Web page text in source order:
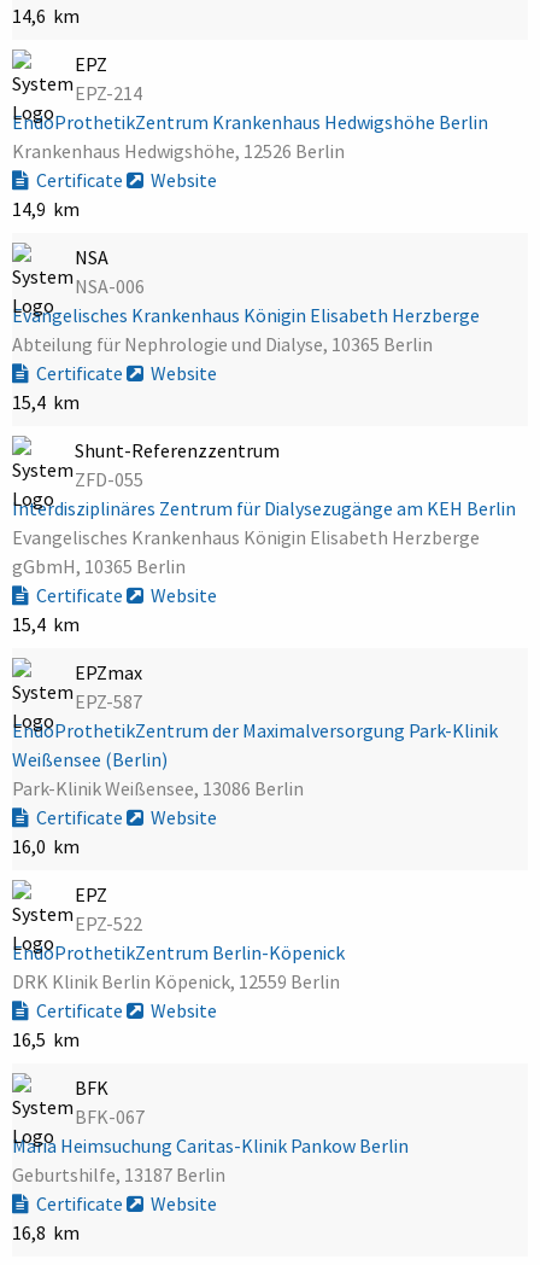
14,6 km
EPZ
EPZ-214
EndoProthetikZentrum Krankenhaus Hedwigshöhe Berlin
Krankenhaus Hedwigshöhe, 12526 Berlin
Certificate
Website
14,9 km
NSA
NSA-006
Evangelisches Krankenhaus Königin Elisabeth Herzberge
Abteilung für Nephrologie und Dialyse, 10365 Berlin
Certificate
Website
15,4 km
Shunt-Referenzzentrum
ZFD-055
Interdisziplinäres Zentrum für Dialysezugänge am KEH Berlin
Evangelisches Krankenhaus Königin Elisabeth Herzberge
gGbmH, 10365 Berlin
Certificate
Website
15,4 km
EPZmax
EPZ-587
EndoProthetikZentrum der Maximalversorgung Park-Klinik
Weißensee (Berlin)
Park-Klinik Weißensee, 13086 Berlin
Certificate
Website
16,0 km
EPZ
EPZ-522
EndoProthetikZentrum Berlin-Köpenick
DRK Klinik Berlin Köpenick, 12559 Berlin
Certificate
Website
16,5 km
BFK
BFK-067
Maria Heimsuchung Caritas-Klinik Pankow Berlin
Geburtshilfe, 13187 Berlin
Certificate
Website
16,8 km